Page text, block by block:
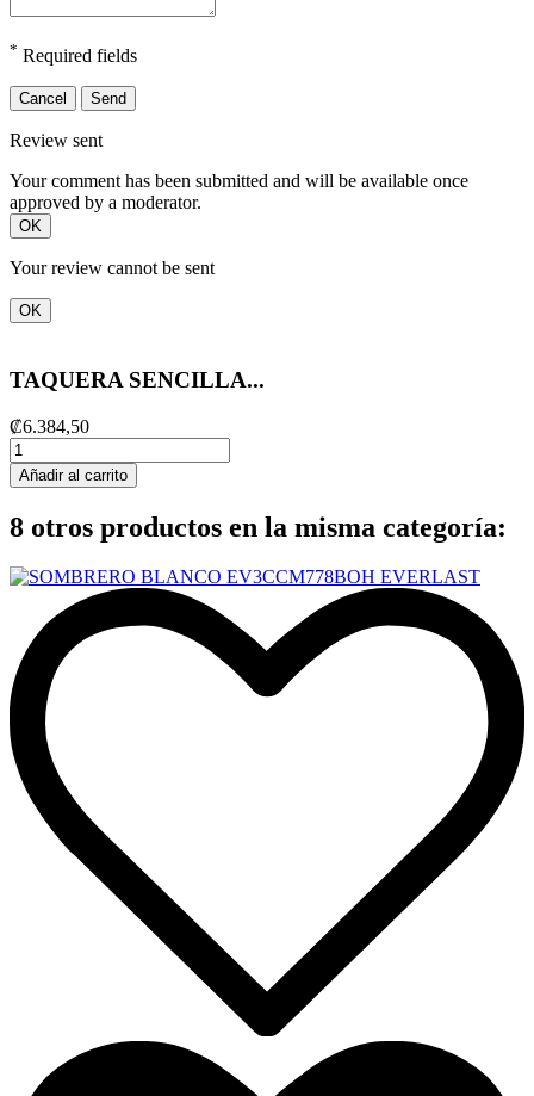
* Required fields
Cancel Send
Review sent
Your comment has been submitted and will be available once
approved by a moderator.
OK
Your review cannot be sent
OK
TAQUERA SENCILLA...
₡6.384,50
Añadir al carrito
8 otros productos en la misma categoría: